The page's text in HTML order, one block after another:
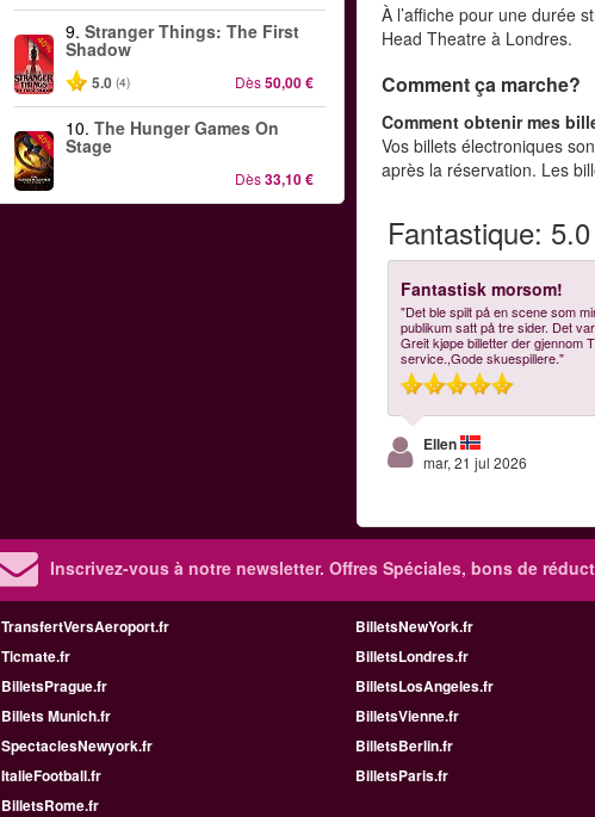
-40%
9. Stranger Things: The First
Shadow
5.0 (4) Dès50,00 €
-40%
10. The Hunger Games On
Stage
Dès33,10 €
À l’affiche pour une durée
Head Theatre à Londres.
Comment ça marche?
Comment obtenir mes
Vos billets électroniques
après la réservation. Les
Fantastique:
Fantastisk morsom!
"Det ble spilt på en scene som
publikum satt på tre sider. Det
Greit kjøpe billetter der gjennom
service.,Gode skuespillere."
Ellen
mar, 21 jul 2026
Inscrivez-vous à notre newsletter. Offres Spéciales, bons de
TransfertVersAeroport.fr BilletsNewYork.fr
Ticmate.fr
BilletsLondres.fr
BilletsPrague.fr
BilletsLosAngeles.fr
Billets Munich.fr
BilletsVienne.fr
SpectaclesNewyork.fr
BilletsBerlin.fr
ItalieFootball.fr
BilletsParis.fr
BilletsRome.fr